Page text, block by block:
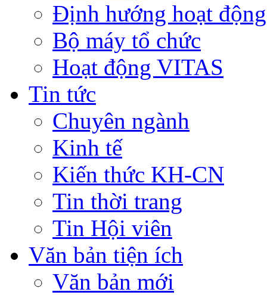
Định hướng hoạt động
Bộ máy tổ chức
Hoạt động VITAS
Tin tức
Chuyên ngành
Kinh tế
Kiến thức KH-CN
Tin thời trang
Tin Hội viên
Văn bản tiện ích
Văn bản mới